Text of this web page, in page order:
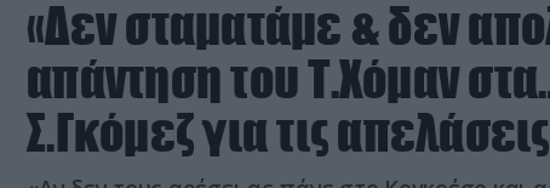
«Δεν σταματάμε & δεν
απάντηση του Τ.Χόμαν
Σ.Γκόμεζ για τις